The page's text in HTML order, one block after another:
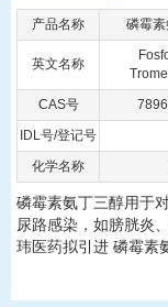
产品名称 磷霉
英文名称
CAS号
IDL号/登记号
化学名称
磷霉素氨丁三醇用于
尿路感染，如膀胱炎
玮医药拟引进 磷霉素